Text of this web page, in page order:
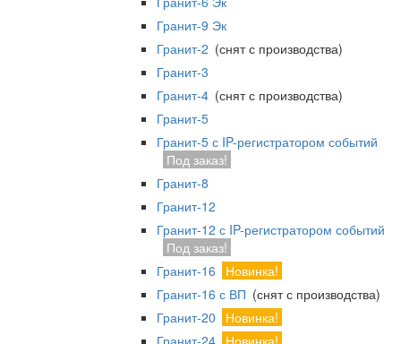
Гранит-9 Эк
Гранит-2 (снят с производства)
Гранит-3
Гранит-4 (снят с производства)
Гранит-5
Гранит-5 с IP-регистратором событий
Под заказ!
Гранит-8
Гранит-12
Гранит-12 с IP-регистратором событий
Под заказ!
Гранит-16
Новинка!
Гранит-16 с ВП (снят с производства)
Гранит-20
Новинка!
Гранит-24 Новинка!